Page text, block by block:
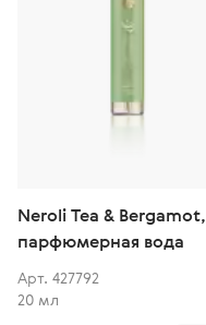
Neroli Tea & Bergamot,
парфюмерная вода
Арт. 427792
20 мл